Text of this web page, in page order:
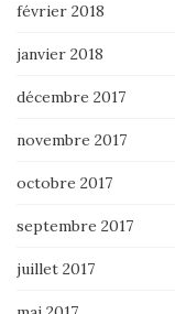
février 2018
janvier 2018
décembre 2017
novembre 2017
octobre 2017
septembre 2017
juillet 2017